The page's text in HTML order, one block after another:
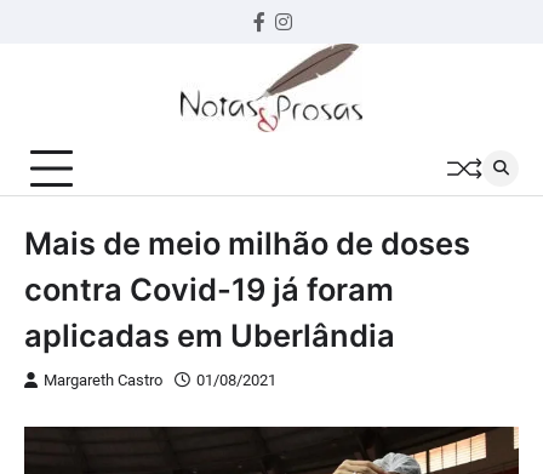
Facebook
instagram
Mais de meio milhão de doses
contra Covid-19 já foram
aplicadas em Uberlândia
Margareth Castro 01/08/2021